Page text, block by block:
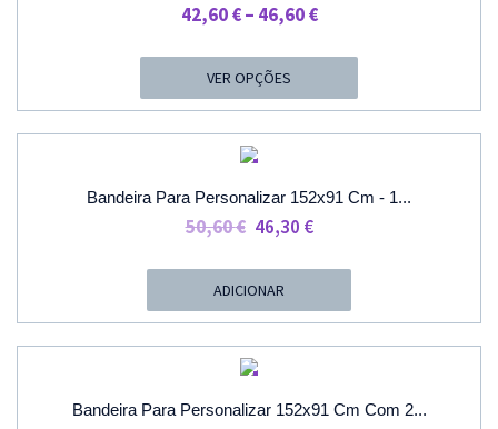
42,60€ – 46,60€Price
Through
46,60 €
VER OPÇÕES
Bandeira Para Personalizar 152x91 Cm - 1...
50,60€ O
Original
Era:
50,60 €.
46,30 €O
É:
46,30 €.
ADICIONAR
Bandeira Para Personalizar 152x91 Cm Com 2...